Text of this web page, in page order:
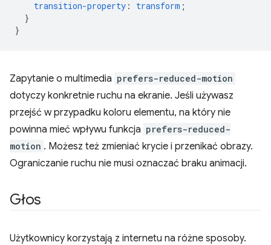
transition-property : transform ;
}
}
Zapytanie o multimedia prefers-reduced-motion
dotyczy konkretnie ruchu na ekranie. Jeśli używasz
przejść w przypadku koloru elementu, na który nie
powinna mieć wpływu funkcja prefers-reduced-
motion . Możesz też zmieniać krycie i przenikać obrazy.
Ograniczanie ruchu nie musi oznaczać braku animacji.
Głos
Użytkownicy korzystają z internetu na różne sposoby.